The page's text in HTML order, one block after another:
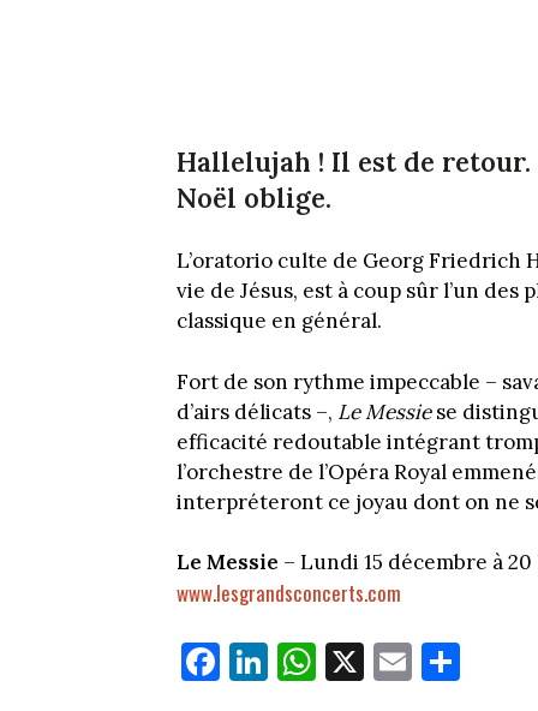
Hallelujah ! Il est de retour.
Noël oblige.
L’oratorio culte de Georg Friedrich
vie de Jésus, est à coup sûr l’un
classique en général.
Fort de son rythme impeccable –
d’airs délicats –, Le Messiese
efficacité redoutable intégrant
l’orchestre de l’Opéra Royal
interpréteront ce joyau dont on ne
Le Messie – Lundi 15 décembre à
www.lesgrandsconcerts.com
Fa
ce
Li
nk
W
ha
X E
m